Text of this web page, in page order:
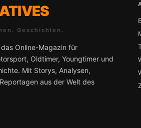
Geschichten.
Online-Magazin für
Oldtimer, Youngtimer und
Mit Storys, Analysen,
aus der Welt des